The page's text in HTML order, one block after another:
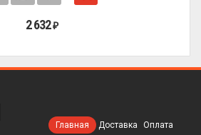
2 632 ₽
Главная Доставка Оплата